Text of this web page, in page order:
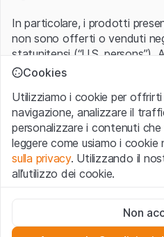
In particolare, i prodotti
non sono offerti o venduti
statunitensi (“U.S. persons”).
statunitensi” vanno intese
1933 che include le persone
d’America, le società per
americane.
Condizioni di utilizzo e
Con l’accesso al sito web (di
avvertenze importanti e le
Cookies
Utilizziamo i cookie per offrirti
navigazione, analizzare il
personalizzare i contenuti
leggere come usiamo i
sulla privacy. Utilizzando il
all’utilizzo dei cookie.
Questi cookie sono necessari
web e non possono essere
Non